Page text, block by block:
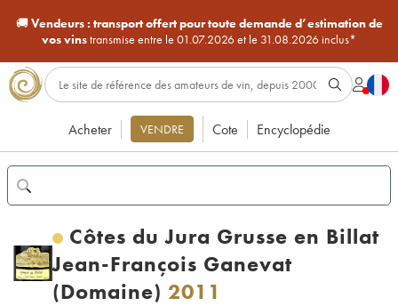
🚚Vendeurs : transport offert pour toute demande d’estimation de
vos vinstransmise entre le 01.07.2026 et le 31.08.2026 inclus*
Acheter VENDRE Cote Encyclopédie
Côtes du Jura Grusse en Billat
Jean-François Ganevat
(Domaine) 2011